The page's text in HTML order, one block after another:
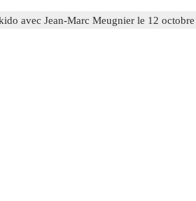
avec Jean-Marc Meugnier le 12